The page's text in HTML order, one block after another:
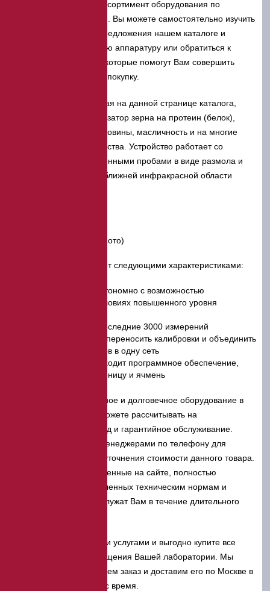
предлагает широкий ассортимент оборудования по
приемлемой стоимости. Вы можете самостоятельно изучить
описание и ценовые предложения нашем каталоге и
подобрать необходимую аппаратуру или обратиться к
нашим специалистам, которые помогут Вам совершить
грамотную и выгодную покупку.
Модель, представленная на данной странице каталога,
применяется как анализатор зерна на протеин (белок),
влагу, количество клейковины, масличность и на многие
другие показатели качества. Устройство работает со
специально подготовленными пробами в виде размола и
исследует вещество в ближней инфракрасной области
Оборудование обладает следующими характеристиками:
Функционирует автономно с возможностью
эксплуатации в условиях повышенного уровня
Заносит в архив последние 3000 измерений
Дает возможность переносить калибровки и объединить
несколько приборов в одну сеть
В комплектацию входит программное обеспечение,
калибровка на пшеницу и ячмень
Приобретая качественное и долговечное оборудование в
нашей компании, Вы можете рассчитывать на
индивидуальный подход и гарантийное обслуживание.
Свяжитесь с нашими менеджерами по телефону для
оформления заявки и уточнения стоимости данного товара.
Все модели, представленные на сайте, полностью
соответствуют установленных техническим нормам и
ГОСТам, поэтому прослужат Вам в течение длительного
Воспользуйтесь нашими услугами и выгодно купите все
необходимое для оснащения Вашей лаборатории. Мы
оперативно укомплектуем заказ и доставим его по Москве в
любое удобное для Вас время.